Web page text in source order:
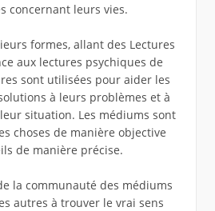
concernant leurs vies.
formes, allant des Lectures
aux lectures psychiques de
sont utilisées pour aider les
à leurs problèmes et à
situation. Les médiums sont
choses de manière objective
de manière précise.
la communauté des médiums
autres à trouver le vrai sens